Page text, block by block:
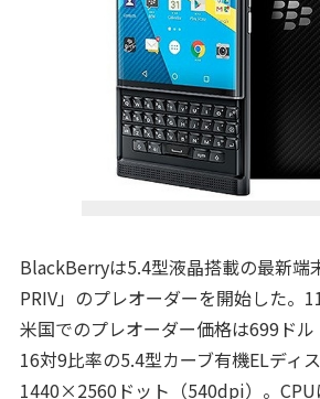
BlackBerryは5.4型液晶搭載の最新端
PRIV」のプレオーダーを開始した。
米国でのプレオーダー価格は699ドル
16対9比率の5.4型カーブ有機ELディ
1440×2560ドット（540dpi）。CPU